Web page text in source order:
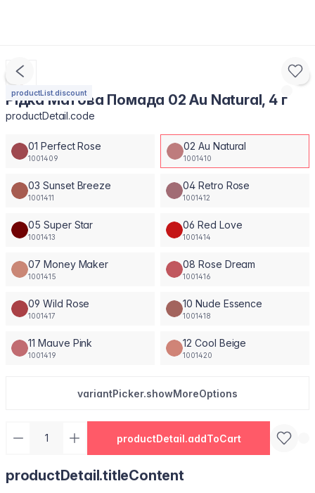
productList.discount
Рідка Матова Помада 02 Au Natural, 4 г
productDetail.code
01 Perfect Rose
1001409
02 Au Natural
1001410
03 Sunset Breeze
1001411
04 Retro Rose
1001412
05 Super Star
1001413
06 Red Love
1001414
07 Money Maker
1001415
08 Rose Dream
1001416
09 Wild Rose
1001417
10 Nude Essence
1001418
11 Mauve Pink
1001419
12 Cool Beige
1001420
variantPicker.showMoreOptions
productDetail.addToCart
productDetail.titleContent